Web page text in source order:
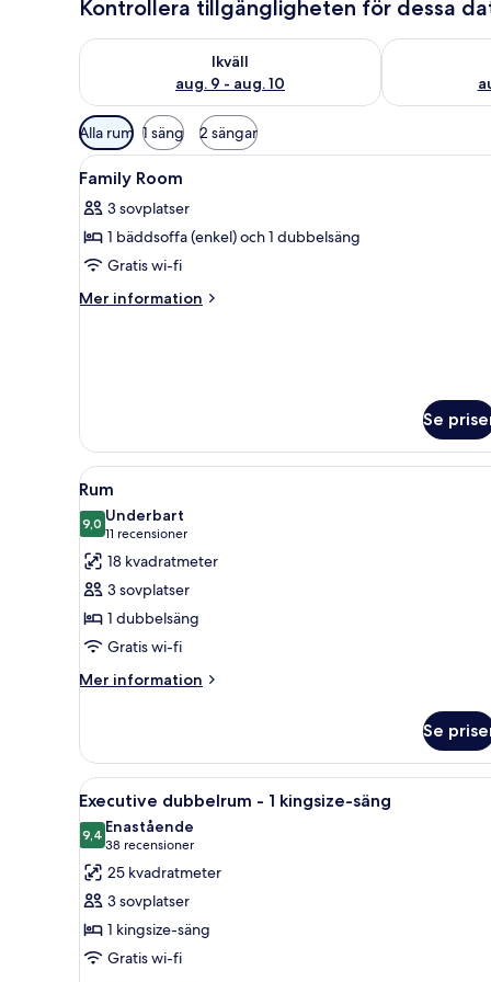
Kontrollera tillgängligheten för dessa
Ikväll
aug. 9 - aug. 10
Kontrollera tillgängligheten för ikväll aug. 9 - aug. 10
Kontrollera
Tillgängliga
filter
för
Alla rum 1 säng 2 sängar
Öppna
alla
foton
för
Family
Room
Allergitestade sängkläder,
6
Family Room
3 sovplatser
1 bäddsoffa (enkel) och 1 dubbelsäng
Gratis wi-fi
Mer information
Mer
Se
Öppna
alla
foton
för
Rum
Rum | Allergitestade
9
Rum
9,09,0 av 10
Underbart
11 recensioner
(11 recensioner)
18 kvadratmeter
3 sovplatser
1 dubbelsäng
Gratis wi-fi
Mer information
Mer
Se
Öppna
alla
foton
för
Executive
dubbelrum
-
1
Ett hotellrum med en stor
9
Executive dubbelrum - 1 kingsize-säng
9,49,4 av 10
Enastående
38 recensioner
(38 recensioner)
25 kvadratmeter
3 sovplatser
1 kingsize-säng
Gratis wi-fi